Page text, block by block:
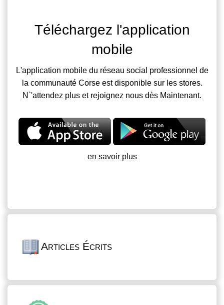
Téléchargez l'application
mobile
L'application mobile du réseau social professionnel de
la communauté Corse est disponible sur les stores.
N`'attendez plus et rejoignez nous dès Maintenant.
en savoir plus
Articles Écrits